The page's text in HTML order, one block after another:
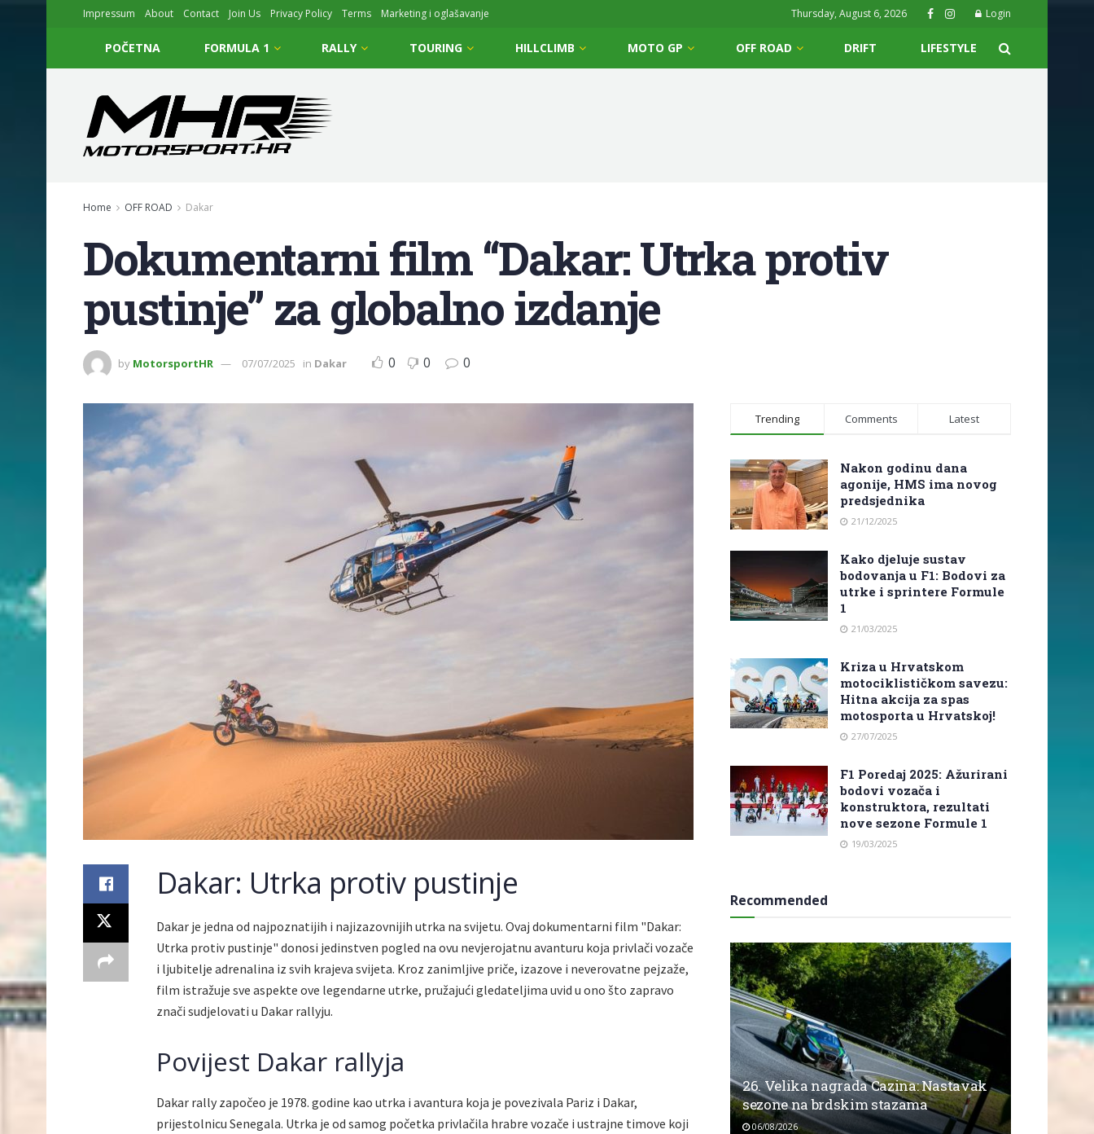
Impressum About Contact Join Us Privacy Policy Terms Marketing i oglašavanje Thursday, August 6, 2026 Login
POČETNA FORMULA 1 RALLY TOURING HILLCLIMB MOTO GP OFF ROAD DRIFT LIFESTYLE
Home OFF ROAD Dakar
Dokumentarni film “Dakar: Utrka protiv
pustinje” za globalno izdanje
by MotorsportHR 07/07/2025 in Dakar 0 0 0
Dakar: Utrka protiv pustinje
Dakar je jedna od najpoznatijih i najizazovnijih utrka na svijetu. Ovaj dokumentarni film "Dakar:
Utrka protiv pustinje" donosi jedinstven pogled na ovu nevjerojatnu avanturu koja privlači vozače
i ljubitelje adrenalina iz svih krajeva svijeta. Kroz zanimljive priče, izazove i neverovatne pejzaže,
film istražuje sve aspekte ove legendarne utrke, pružajući gledateljima uvid u ono što zapravo
znači sudjelovati u Dakar rallyju.
Povijest Dakar rallyja
Dakar rally započeo je 1978. godine kao utrka i avantura koja je povezivala Pariz i Dakar,
prijestolnicu Senegala. Utrka je od samog početka privlačila hrabre vozače i ustrajne timove koji
Trending Comments Latest
Nakon godinu dana
agonije, HMS ima novog
predsjednika
21/12/2025
Kako djeluje sustav
bodovanja u F1: Bodovi za
utrke i sprintere Formule
1
21/03/2025
Kriza u Hrvatskom
motociklističkom savezu:
Hitna akcija za spas
motosporta u Hrvatskoj!
27/07/2025
F1 Poredaj 2025: Ažurirani
bodovi vozača i
konstruktora, rezultati
nove sezone Formule 1
19/03/2025
Recommended
26. Velika nagrada Cazina: Nastavak
sezone na brdskim stazama
06/08/2026